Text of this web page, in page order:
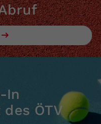
In
ÖTV